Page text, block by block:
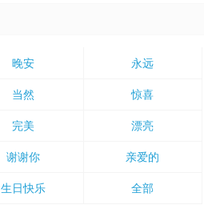
晚安 永远
当然 惊喜
完美 漂亮
谢谢你 亲爱的
生日快乐 全部